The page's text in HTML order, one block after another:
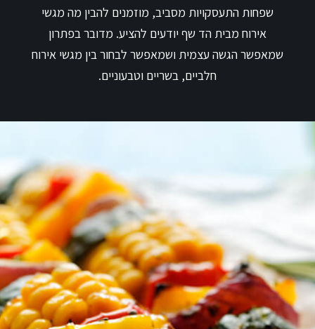
שפחות התעסקויות מסביב, מוזמנים להבין מה מגשי
אירוח מבית הד שף יודעים להציע. מדובר בפתרון
שמאפשר הגשה עצמית ושמאפשר לבחור בין מגשי אירוח
חלביים, בשריים וטבעוניים.